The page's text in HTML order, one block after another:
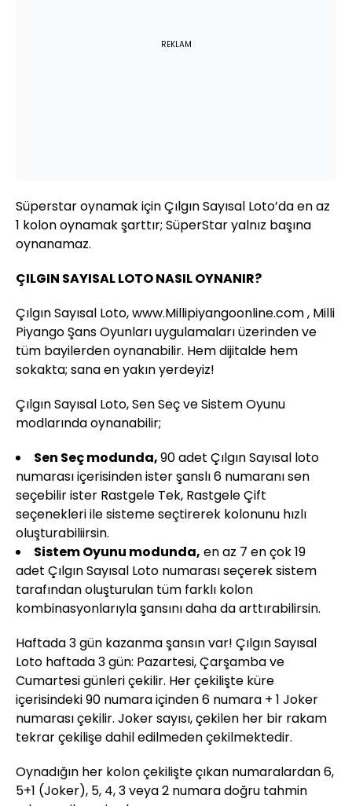
REKLAM
Süperstar oynamak için Çılgın Sayısal Loto’da en az
1 kolon oynamak şarttır; SüperStar yalnız başına
oynanamaz.
ÇILGIN SAYISAL LOTO NASIL OYNANIR?
Çılgın Sayısal Loto, www.Millipiyangoonline.com , Milli
Piyango Şans Oyunları uygulamaları üzerinden ve
tüm bayilerden oynanabilir. Hem dijitalde hem
sokakta; sana en yakın yerdeyiz!
Çılgın Sayısal Loto, Sen Seç ve Sistem Oyunu
modlarında oynanabilir;
Sen Seç modunda,90 adet Çılgın Sayısal loto
numarası içerisinden ister şanslı 6 numaranı sen
seçebilir ister Rastgele Tek, Rastgele Çift
seçenekleri ile sisteme seçtirerek kolonunu hızlı
oluşturabiliirsin.
Sistem Oyunu modunda, en az 7 en çok 19
adet Çılgın Sayısal Loto numarası seçerek sistem
tarafından oluşturulan tüm farklı kolon
kombinasyonlarıyla şansını daha da arttırabilirsin.
Haftada 3 gün kazanma şansın var! Çılgın Sayısal
Loto haftada 3 gün: Pazartesi, Çarşamba ve
Cumartesi günleri çekilir. Her çekilişte küre
içerisindeki 90 numara içinden 6 numara + 1 Joker
numarası çekilir. Joker sayısı, çekilen her bir rakam
tekrar çekilişe dahil edilmeden çekilmektedir.
Oynadığın her kolon çekilişte çıkan numaralardan 6,
5+1 (Joker), 5, 4, 3 veya 2 numara doğru tahmin